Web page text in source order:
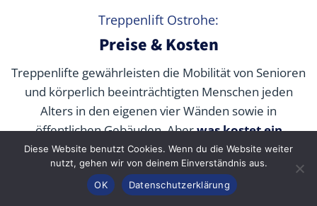
Treppenlift Ostrohe:
Preise & Kosten
Treppenlifte gewährleisten die Mobilität von Senioren
und körperlich beeinträchtigten Menschen jeden
Alters in den eigenen vier Wänden sowie in
öffentlichen Gebäuden. Aberwas kostet ein
Treppenlift wirklich? Wir verraten Ihnen die
durchschnittlichen Preise unserer Fachpartner je nach
Modell und wie Sie die Kosten durch Zuschüsse,
Konfigurator
Diese Website benutzt Cookies. Wenn du die Website weiter
nutzt, gehen wir von deinem Einverständnis aus.
OK
Datenschutzerklärung